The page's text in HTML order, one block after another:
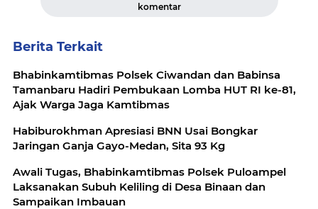
komentar
Berita Terkait
Bhabinkamtibmas Polsek Ciwandan dan Babinsa
Tamanbaru Hadiri Pembukaan Lomba HUT RI ke-81,
Ajak Warga Jaga Kamtibmas
Habiburokhman Apresiasi BNN Usai Bongkar
Jaringan Ganja Gayo-Medan, Sita 93 Kg
Awali Tugas, Bhabinkamtibmas Polsek Puloampel
Laksanakan Subuh Keliling di Desa Binaan dan
Sampaikan Imbauan